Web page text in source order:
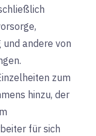
andere von
zum
hinzu, der
für sich